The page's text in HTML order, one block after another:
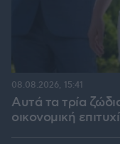
Αυτά τα τρία
οικονομική
08.08.2026, 15:41